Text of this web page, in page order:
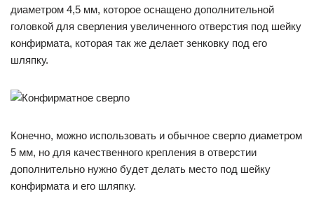
диаметром 4,5 мм, которое оснащено дополнительной
головкой для сверления увеличенного отверстия под шейку
конфирмата, которая так же делает зенковку под его
шляпку.
Конечно, можно использовать и обычное сверло диаметром
5 мм, но для качественного крепления в отверстии
дополнительно нужно будет делать место под шейку
конфирмата и его шляпку.